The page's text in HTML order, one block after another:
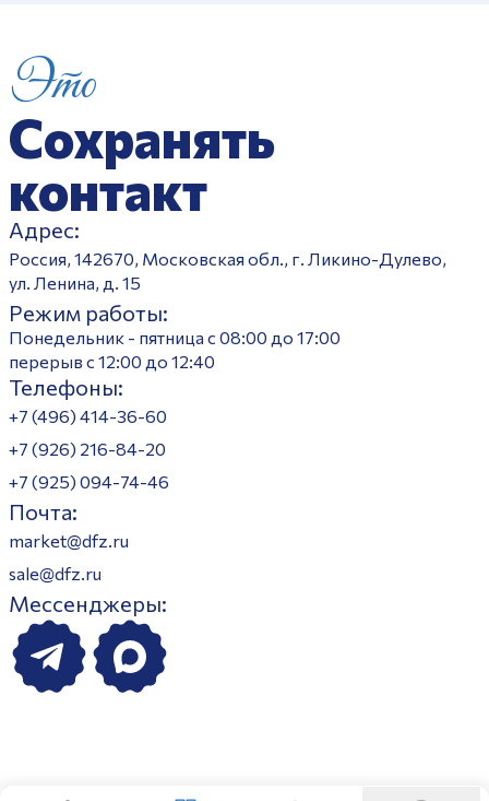
Это
Сохранять
контакт
Адрес:
Россия, 142670, Московская обл., г. Ликино-Дулево,
ул. Ленина, д. 15
Режим работы:
Понедельник - пятница с 08:00 до 17:00
перерыв с 12:00 до 12:40
Телефоны:
+7 (496) 414-36-60
+7 (926) 216-84-20
+7 (925) 094-74-46
Почта:
market@dfz.ru
sale@dfz.ru
Мессенджеры: